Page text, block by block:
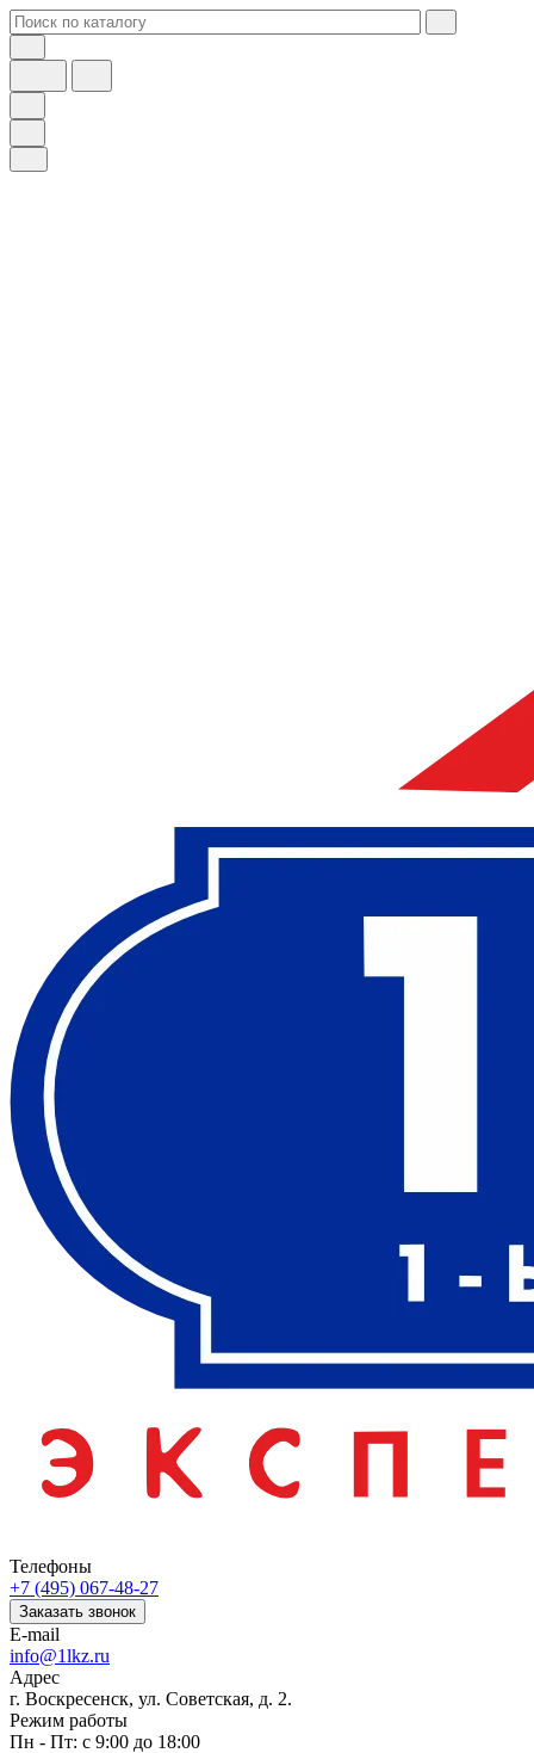
Телефоны
+7 (495) 067-48-27
Заказать звонок
E-mail
info@1lkz.ru
Адрес
г. Воскресенск, ул. Советская, д. 2.
Режим работы
Пн - Пт: с 9:00 до 18:00